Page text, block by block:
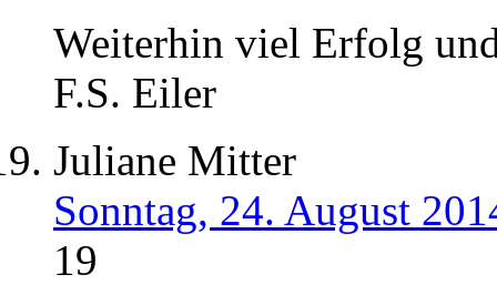
Weiterhin viel Erfolg
F.S. Eiler
Juliane Mitter
Sonntag, 24. August
19